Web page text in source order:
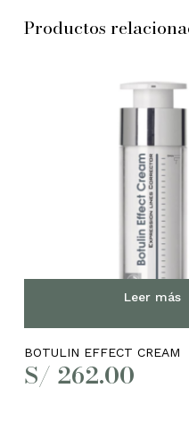
No hay
Productos
Leer más
BOTULIN EFFECT CREAM
S/ 262.00